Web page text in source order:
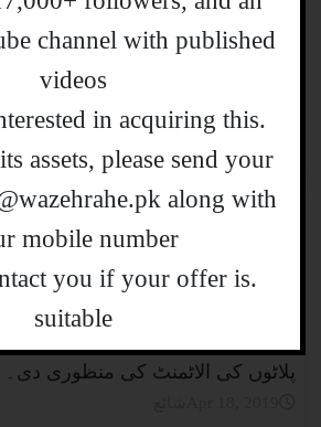
گرد بلوچستان
پاک بحریہ کے
جوان کو شہید کیا۔ وزیر خارجہ
شائعApr 20, 2019
پی پی اراکین
الاٹمنٹ میں
نیب رپورٹ میں
کہ جام خان شورو
پلاٹوں کی الاٹمنٹ کی منظوری دی۔
channel with published
videos
in acquiring this
assets, please send your
along with
mobile number
you if your offer is
suitable